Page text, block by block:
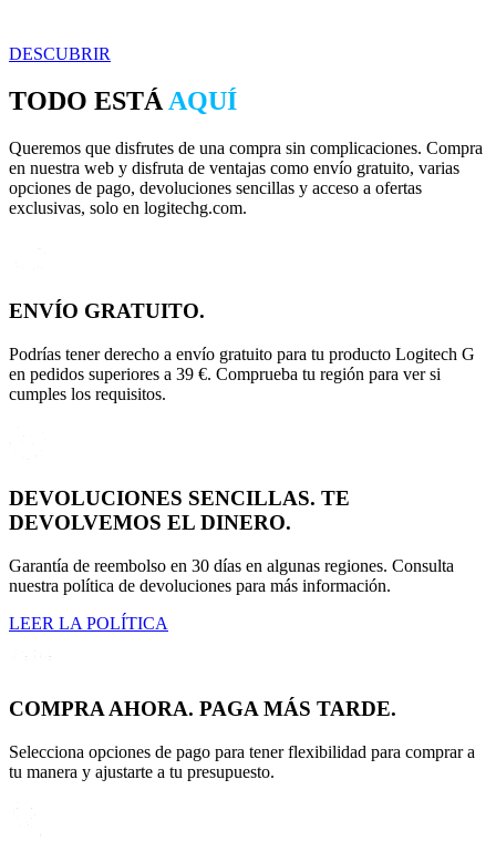
DESCUBRIR
TODO ESTÁ AQUÍ
Queremos que disfrutes de una compra sin complicaciones. Compra
en nuestra web y disfruta de ventajas como envío gratuito, varias
opciones de pago, devoluciones sencillas y acceso a ofertas
exclusivas, solo en logitechg.com.
ENVÍO GRATUITO.
Podrías tener derecho a envío gratuito para tu producto Logitech G
en pedidos superiores a 39 €. Comprueba tu región para ver si
cumples los requisitos.
DEVOLUCIONES SENCILLAS. TE
DEVOLVEMOS EL DINERO.
Garantía de reembolso en 30 días en algunas regiones. Consulta
nuestra política de devoluciones para más información.
LEER LA POLÍTICA
COMPRA AHORA. PAGA MÁS TARDE.
Selecciona opciones de pago para tener flexibilidad para comprar a
tu manera y ajustarte a tu presupuesto.